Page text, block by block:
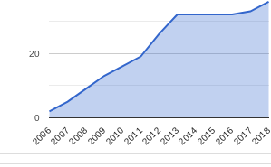
2006200720082009201020112012201320142015201620172018
0
20